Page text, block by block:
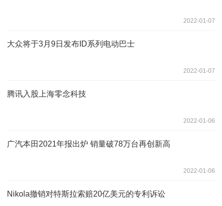
2022-01-07
大众将于3月9日发布ID系列电动巴士
2022-01-07
腾讯入股上海零念科技
2022-01-06
广汽本田2021年报出炉 销量破78万台再创新高
2022-01-06
Nikola撤销对特斯拉索赔20亿美元的专利诉讼